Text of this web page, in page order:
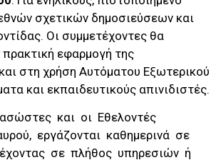
σχετικών δημοσιεύσεων και
Οι συμμετέχοντες θα
εφαρμογή της
στη χρήση Aυτόματου Eξωτερικού
και εκπαιδευτικούς απινιδιστές.
και οι Εθελοντές
εργάζονται καθημερινά σε
σε πλήθος υπηρεσιών ή